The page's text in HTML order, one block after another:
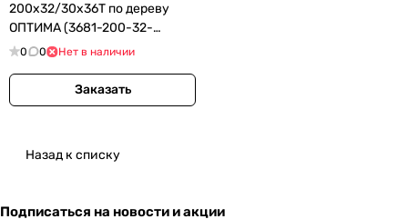
200х32/30х36Т по дереву
ОПТИМА (3681-200-32-
36_z01)
0 0 Нет в наличии
Заказать
Назад к списку
Подписаться на новости и акции